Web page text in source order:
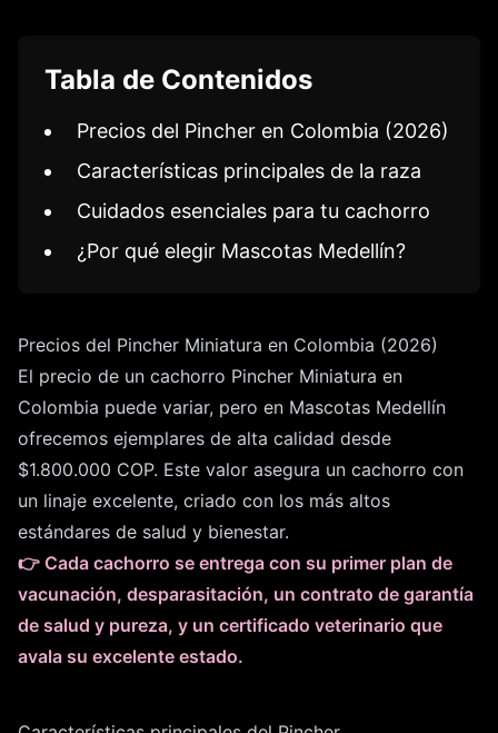
Tabla de Contenidos
Precios del Pincher en Colombia (2026)
Características principales de la raza
Cuidados esenciales para tu cachorro
¿Por qué elegir Mascotas Medellín?
Precios del Pincher Miniatura en Colombia (2026)
El precio de un cachorro Pincher Miniatura en
Colombia puede variar, pero en Mascotas Medellín
ofrecemos ejemplares de alta calidad desde
$1.800.000 COP. Este valor asegura un cachorro con
un linaje excelente, criado con los más altos
estándares de salud y bienestar.
👉 Cada cachorro se entrega con su primer plan de
vacunación, desparasitación, un contrato de garantía
de salud y pureza, y un certificado veterinario que
avala su excelente estado.